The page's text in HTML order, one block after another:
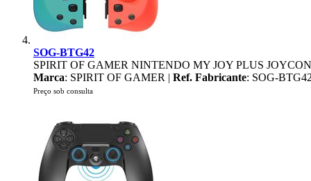
SOG-BTG42
SPIRIT OF GAMER NINTENDO MY JOY PLUS
Marca: SPIRIT OF GAMER | Ref. Fabricante: SOG-BTG42
Preço sob consulta